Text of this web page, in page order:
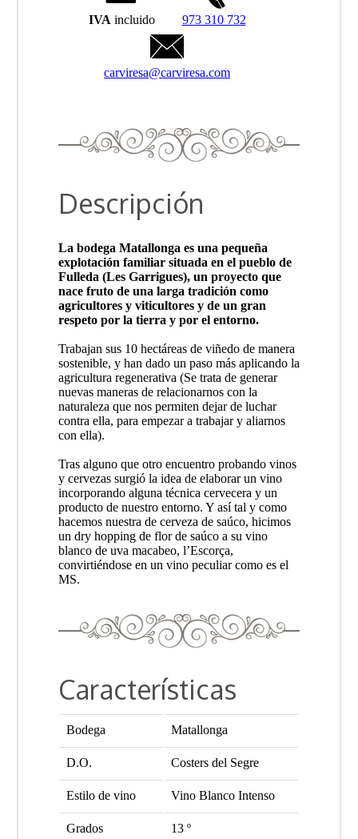
IVA incluido 973 310 732
carviresa@carviresa.com
Descripción
La bodega Matallonga es una pequeña
explotación familiar situada en el pueblo de
Fulleda (Les Garrigues), un proyecto que
nace fruto de una larga tradición como
agricultores y viticultores y de un gran
respeto por la tierra y por el entorno.
Trabajan sus 10 hectáreas de viñedo de manera
sostenible, y han dado un paso más aplicando la
agricultura regenerativa (Se trata de generar
nuevas maneras de relacionarnos con la
naturaleza que nos permiten dejar de luchar
contra ella, para empezar a trabajar y aliarnos
con ella).
Tras alguno que otro encuentro probando vinos
y cervezas surgió la idea de elaborar un vino
incorporando alguna técnica cervecera y un
producto de nuestro entorno. Y así tal y como
hacemos nuestra de cerveza de saúco, hicimos
un dry hopping de flor de saúco a su vino
blanco de uva macabeo, l’Escorça,
convirtiéndose en un vino peculiar como es el
MS.
Características
Bodega Matallonga
D.O. Costers del Segre
Estilo de vino Vino Blanco Intenso
Grados 13 º